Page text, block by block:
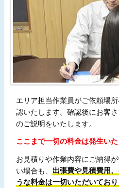
エリア担当作業員がご依頼場
認いたします。確認後にお客
のご説明をいたします。
ここまで一切の料金は発生いた
お見積りや作業内容にご納得
い場合も、 出張費や見積費用
うな料金は一切いただいており